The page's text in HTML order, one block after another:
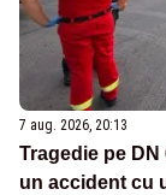
7 aug. 2026, 20:13
Tragedie pe
un accident cu